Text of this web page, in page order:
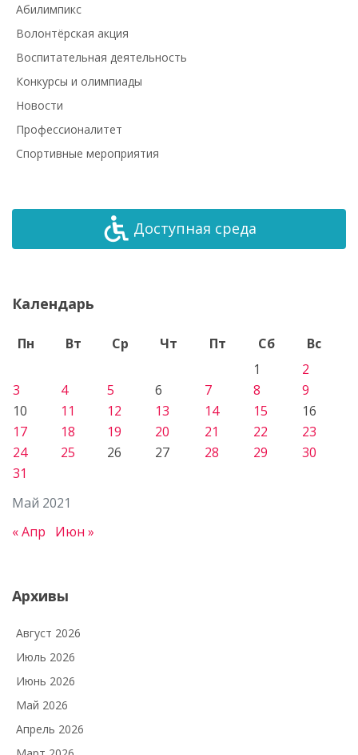
Абилимпикс
Волонтёрская акция
Воспитательная деятельность
Конкурсы и олимпиады
Новости
Профессионалитет
Спортивные мероприятия
Доступная среда
Календарь
Май 2021
Пн Вт Ср Чт Пт Сб
Вс
1
2
3
4 5 6 7 8
9
10
11 12 13 14 15
16
17
18 19 20 21 22
23
24
25 26 27 28 29
30
31
« Апр Июн »
Архивы
Август 2026
Июль 2026
Июнь 2026
Май 2026
Апрель 2026